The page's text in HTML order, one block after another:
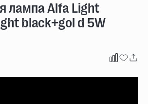
лампа Alfa Light
black+gol d 5W